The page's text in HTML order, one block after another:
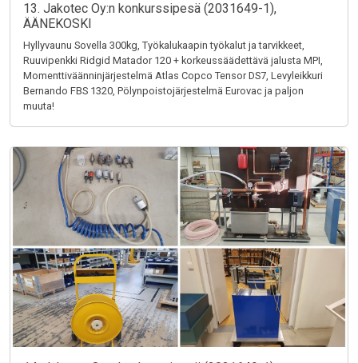
13. Jakotec Oy:n konkurssipesä (2031649-1),
ÄÄNEKOSKI
Hyllyvaunu Sovella 300kg, Työkalukaapin työkalut ja tarvikkeet,
Ruuvipenkki Ridgid Matador 120 + korkeussäädettävä jalusta MPI,
Momenttiväänninjärjestelmä Atlas Copco Tensor DS7, Levyleikkuri
Bernando FBS 1320, Pölynpoistojärjestelmä Eurovac ja paljon
muuta!